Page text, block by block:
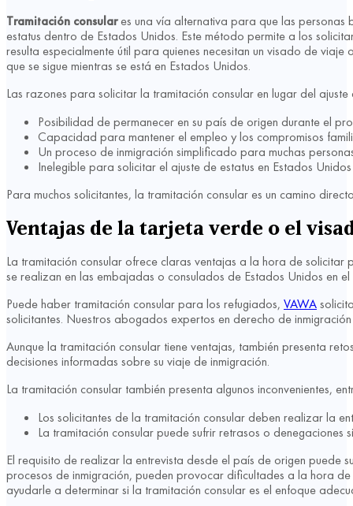
Tramitación consulares una vía alternativa para que las personas
estatus dentro de Estados Unidos. Este método permite a los
resulta especialmente útil para quienes necesitan un visado de
que se sigue mientras se está en Estados Unidos.
Las razones para solicitar la tramitación consular en lugar del
Posibilidad de permanecer en su país de origen durante el
Capacidad para mantener el empleo y los compromisos
Un proceso de inmigración simplificado para muchas
Inelegible para solicitar el ajuste de estatus en Estados Unidos
Para muchos solicitantes, la tramitación consular es un camino
Ventajas de la tarjeta verde o el
La tramitación consular ofrece claras ventajas a la hora de
se realizan en las embajadas o consulados de Estados Unidos en
Puede haber tramitación consular para los refugiados, VAWA
solicitantes. Nuestros abogados expertos en derecho de
Aunque la tramitación consular tiene ventajas, también presenta
decisiones informadas sobre su viaje de inmigración.
La tramitación consular también presenta algunos inconvenientes,
Los solicitantes de la tramitación consular deben realizar la
La tramitación consular puede sufrir retrasos o denegaciones
El requisito de realizar la entrevista desde el país de origen puede
procesos de inmigración, pueden provocar dificultades a la hora
ayudarle a determinar si la tramitación consular es el enfoque